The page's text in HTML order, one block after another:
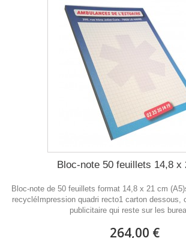
Bloc-note 50 feuillets 14,8 x
Bloc-note de 50 feuillets format 14,8 x 21 cm
recycléImpression quadri recto1 carton dessous,
publicitaire qui reste sur les
264,00 €